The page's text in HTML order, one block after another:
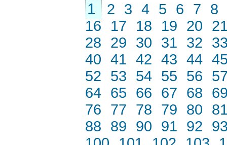
1 2 3 4 5 6 7
8
16
17 18 19 20
28
29 30 31 32
40 41 42 43 44
52
53 54 55 56
64 65 66 67 68
76
77 78 79 80
88
89 90 91 92